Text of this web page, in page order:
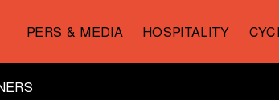
PERS & MEDIA HOSPITALITY